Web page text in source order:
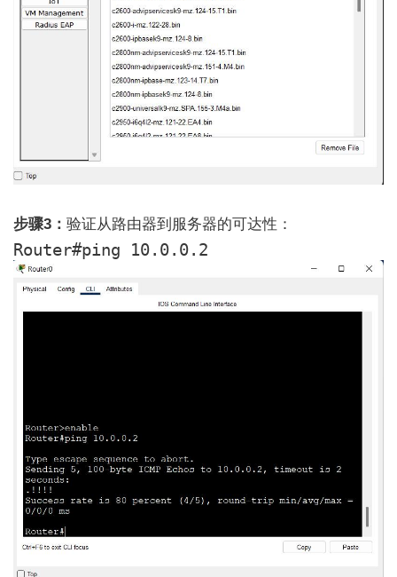
步骤3：验证从路由器到服务器的可达性：
Router#ping 10.0.0.2